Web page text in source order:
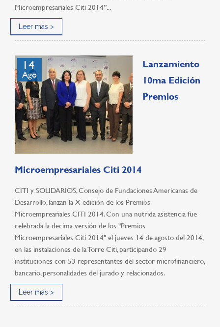
Microempresariales Citi 2014”...
Leer más >
14
Ago
Lanzamiento
10ma Edición
Premios
Microempresariales Citi 2014
CITI y SOLIDARIOS, Consejo de Fundaciones Americanas de
Desarrollo, lanzan la X edición de los Premios
Microempreariales CITI 2014. Con una nutrida asistencia fue
celebrada la decima versión de los "Premios
Microempresariales Citi 2014" el jueves 14 de agosto del 2014,
en las instalaciones de la Torre Citi, participando 29
instituciones con 53 representantes del sector microfinanciero,
bancario, personalidades del jurado y relacionados.
Leer más >